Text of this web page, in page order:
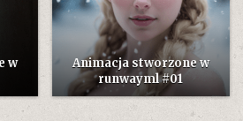
w
Animacja stworzone w
runwayml #01